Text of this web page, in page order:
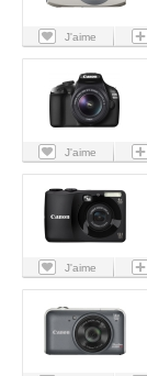
J'aime
J'aime
J'aime